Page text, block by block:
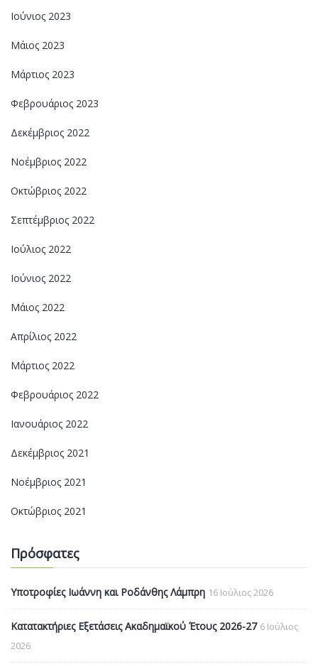
Ιούνιος 2023
Μάιος 2023
Μάρτιος 2023
Φεβρουάριος 2023
Δεκέμβριος 2022
Νοέμβριος 2022
Οκτώβριος 2022
Σεπτέμβριος 2022
Ιούλιος 2022
Ιούνιος 2022
Μάιος 2022
Απρίλιος 2022
Μάρτιος 2022
Φεβρουάριος 2022
Ιανουάριος 2022
Δεκέμβριος 2021
Νοέμβριος 2021
Οκτώβριος 2021
Πρόσφατες
Υποτροφίες Ιωάννη και Ροδάνθης Λάμπρη 16 Ιούλιος 2026
Κατατακτήριες Εξετάσεις Ακαδημαϊκού Έτους 2026-27 6 Ιούλιος
2026